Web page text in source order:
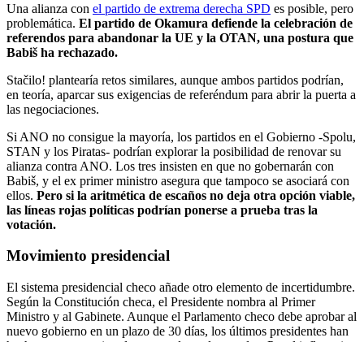
Una alianza con el partido de extrema derecha SPD es posible, pero
problemática. El partido de Okamura defiende la celebración de
referendos para abandonar la UE y la OTAN, una postura que
Babiš ha rechazado.
Stačilo! plantearía retos similares, aunque ambos partidos podrían,
en teoría, aparcar sus exigencias de referéndum para abrir la puerta a
las negociaciones.
Si ANO no consigue la mayoría, los partidos en el Gobierno -Spolu,
STAN y los Piratas- podrían explorar la posibilidad de renovar su
alianza contra ANO. Los tres insisten en que no gobernarán con
Babiš, y el ex primer ministro asegura que tampoco se asociará con
ellos. Pero si la aritmética de escaños no deja otra opción viable,
las líneas rojas políticas podrían ponerse a prueba tras la
votación.
Movimiento presidencial
El sistema presidencial checo añade otro elemento de incertidumbre.
Según la Constitución checa, el Presidente nombra al Primer
Ministro y al Gabinete. Aunque el Parlamento checo debe aprobar al
nuevo gobierno en un plazo de 30 días, los últimos presidentes han